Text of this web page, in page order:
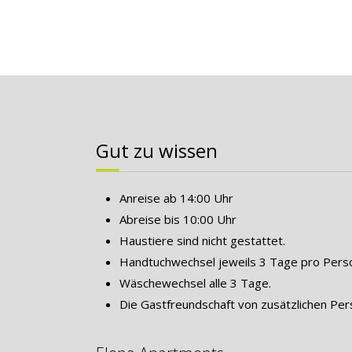
Gut zu wissen
Anreise ab 14:00 Uhr
Abreise bis 10:00 Uhr
Haustiere sind nicht gestattet.
Handtuchwechsel jeweils 3 Tage pro
Wäschewechsel alle 3 Tage.
Die Gastfreundschaft von zusätzlichen